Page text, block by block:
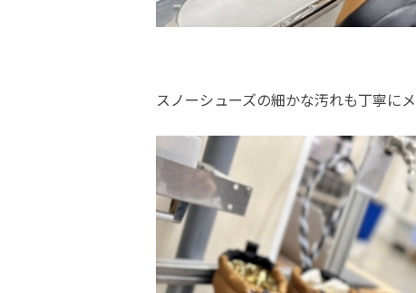
スノーシューズの細かな汚れも丁寧に